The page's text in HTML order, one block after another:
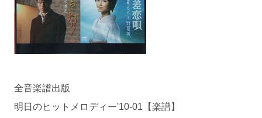
全音楽譜出版
明日のヒットメロディー'10-01【楽譜】